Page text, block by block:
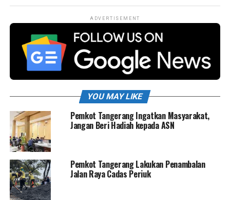
ADVERTISEMENT
YOU MAY LIKE
Pemkot Tangerang Ingatkan Masyarakat,
Jangan Beri Hadiah kepada ASN
Pemkot Tangerang Lakukan Penambalan
Jalan Raya Cadas Periuk